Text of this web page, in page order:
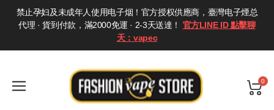
禁止孕妇及未成年人使用电子烟！官方授权供應商，臺灣电子煙总
代理 · 貨到付款，滿2000免運 · 2-3天送達！ 官方LINE ID 點擊聊
天：vapec
0